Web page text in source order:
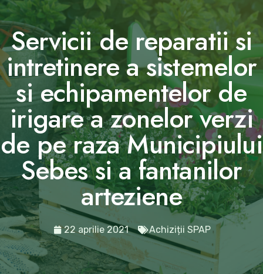
Servicii de reparatii si
intretinere a sistemelor
si echipamentelor de
irigare a zonelor verzi
de pe raza Municipiului
Sebes si a fantanilor
arteziene
22 aprilie 2021 Achiziții SPAP